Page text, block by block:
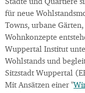
Städte und Quartiere
für neue
Towns, urbane
Wohnkonzepte
Wuppertal Institut
Wohlstands und
Sitzstadt Wuppertal
Mit Ansätzen einer "